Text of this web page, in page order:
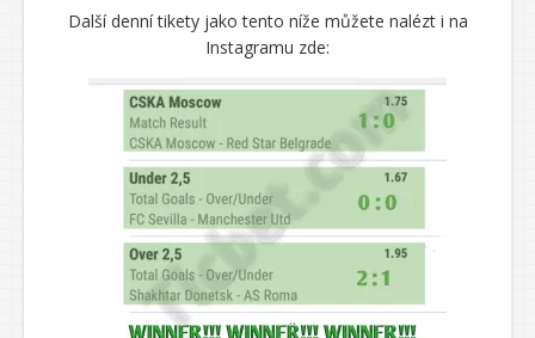
Další denní tikety jako tento níže můžete nalézt i na
Instagramu zde: